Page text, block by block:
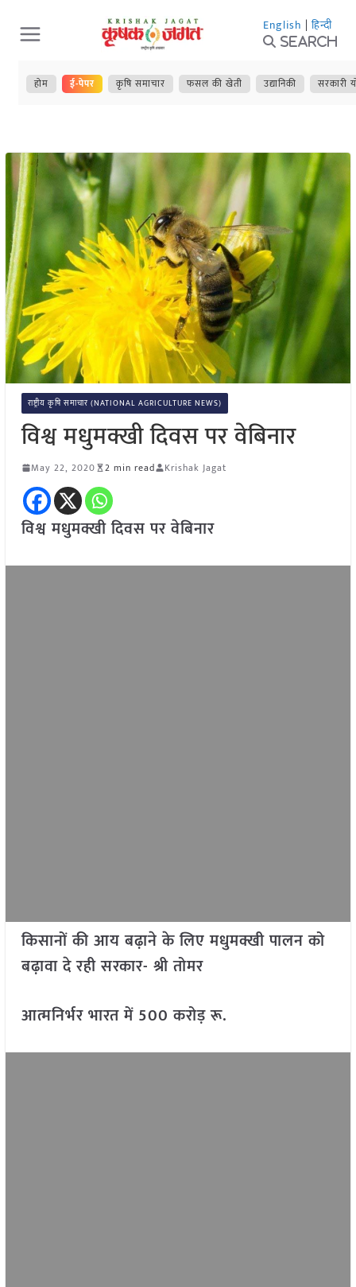
Skip
to
content
English | हिन्दी
Search
होम ई-पेपर कृषि समाचार फसल की खेती उद्यानिकी सरकारी
राष्ट्रीय कृषि समाचार (NATIONAL AGRICULTURE NEWS)
विश्व मधुमक्खी दिवस पर वेबिनार
May 22, 2020 2 min read Krishak Jagat
विश्व मधुमक्खी दिवस पर वेबिनार
किसानों की आय बढ़ाने के लिए मधुमक्खी पालन को
बढ़ावा दे रही सरकार- श्री तोमर
आत्मनिर्भर भारत में 500 करोड़ रू.